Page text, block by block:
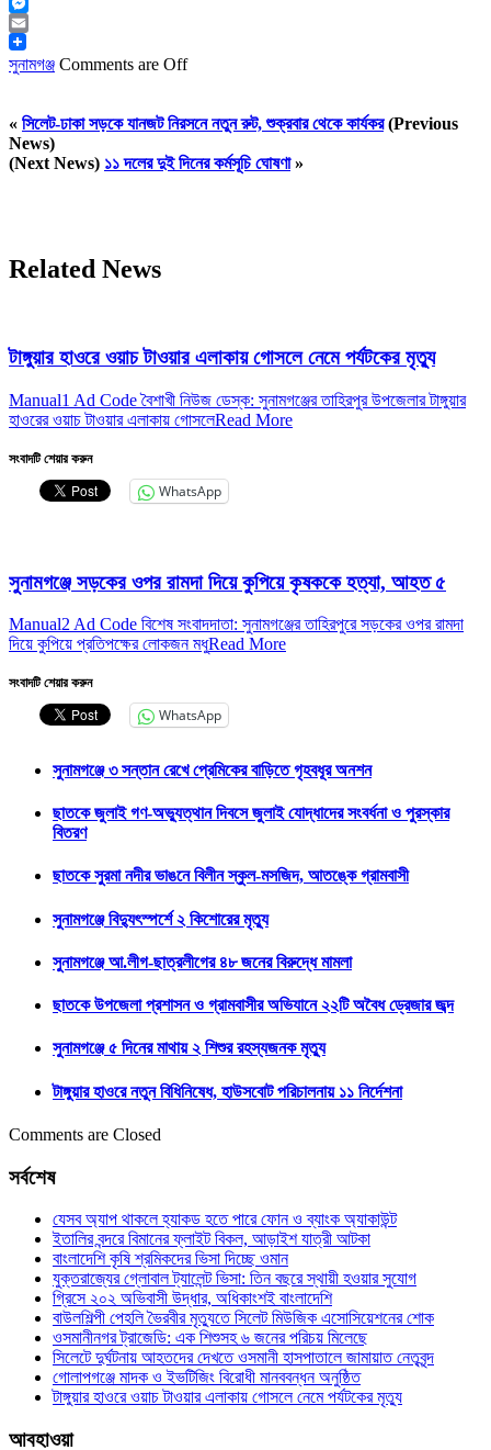
Messenger
Email
সুনামগঞ্জ Comments are Off
« সিলেট-ঢাকা সড়কে যানজট নিরসনে নতুন রুট, শুক্রবার থেকে কার্যকর(Previous
News)
(Next News) ১১ দলের দুই দিনের কর্মসূচি ঘোষণা»
Related News
টাঙ্গুয়ার হাওরে ওয়াচ টাওয়ার এলাকায় গোসলে নেমে পর্যটকের মৃত্যু
Manual1 Ad Code বৈশাখী নিউজ ডেস্ক: সুনামগঞ্জের তাহিরপুর উপজেলার টাঙ্গুয়ার
হাওরের ওয়াচ টাওয়ার এলাকায় গোসলেRead More
সংবাদটি শেয়ার করুন
WhatsApp
সুনামগঞ্জে সড়কের ওপর রামদা দিয়ে কুপিয়ে কৃষককে হত্যা, আহত ৫
Manual2 Ad Code বিশেষ সংবাদদাতা: সুনামগঞ্জের তাহিরপুরে সড়কের ওপর রামদা
দিয়ে কুপিয়ে প্রতিপক্ষের লোকজন মধুRead More
সংবাদটি শেয়ার করুন
WhatsApp
সুনামগঞ্জে ৩ সন্তান রেখে প্রেমিকের বাড়িতে গৃহবধূর অনশন
ছাতকে জুলাই গণ-অভ্যুত্থান দিবসে জুলাই যোদ্ধাদের সংবর্ধনা ও পুরস্কার
বিতরণ
ছাতকে সুরমা নদীর ভাঙনে বিলীন স্কুল-মসজিদ, আতঙ্কে গ্রামবাসী
সুনামগঞ্জে বিদ্যুৎস্পর্শে ২ কিশোরের মৃত্যু
সুনামগঞ্জে আ.লীগ-ছাত্রলীগের ৪৮ জনের বিরুদ্ধে মামলা
ছাতকে উপজেলা প্রশাসন ও গ্রামবাসীর অভিযানে ২২টি অবৈধ ড্রেজার জব্দ
সুনামগঞ্জে ৫ দিনের মাথায় ২ শিশুর রহস্যজনক মৃত্যু
টাঙ্গুয়ার হাওরে নতুন বিধিনিষেধ, হাউসবোট পরিচালনায় ১১ নির্দেশনা
Comments are Closed
সর্বশেষ
যেসব অ্যাপ থাকলে হ্যাকড হতে পারে ফোন ও ব্যাংক অ্যাকাউন্ট
ইতালির বন্দরে বিমানের ফ্লাইট বিকল, আড়াইশ যাত্রী আটকা
বাংলাদেশি কৃষি শ্রমিকদের ভিসা দিচ্ছে ওমান
যুক্তরাজ্যের গ্লোবাল ট্যালেন্ট ভিসা: তিন বছরে স্থায়ী হওয়ার সুযোগ
গ্রিসে ২০২ অভিবাসী উদ্ধার, অধিকাংশই বাংলাদেশি
বাউলশিল্পী পেহলি ভৈরবীর মৃত্যুতে সিলেট মিউজিক এসোসিয়েশনের শোক
ওসমানীনগর ট্রাজেডি: এক শিশুসহ ৬ জনের পরিচয় মিলেছে
সিলেটে দুর্ঘটনায় আহতদের দেখতে ওসমানী হাসপাতালে জামায়াত নেতৃবৃন্দ
গোলাপগঞ্জে মাদক ও ইভটিজিং বিরোধী মানববন্ধন অনুষ্ঠিত
টাঙ্গুয়ার হাওরে ওয়াচ টাওয়ার এলাকায় গোসলে নেমে পর্যটকের মৃত্যু
আবহাওয়া